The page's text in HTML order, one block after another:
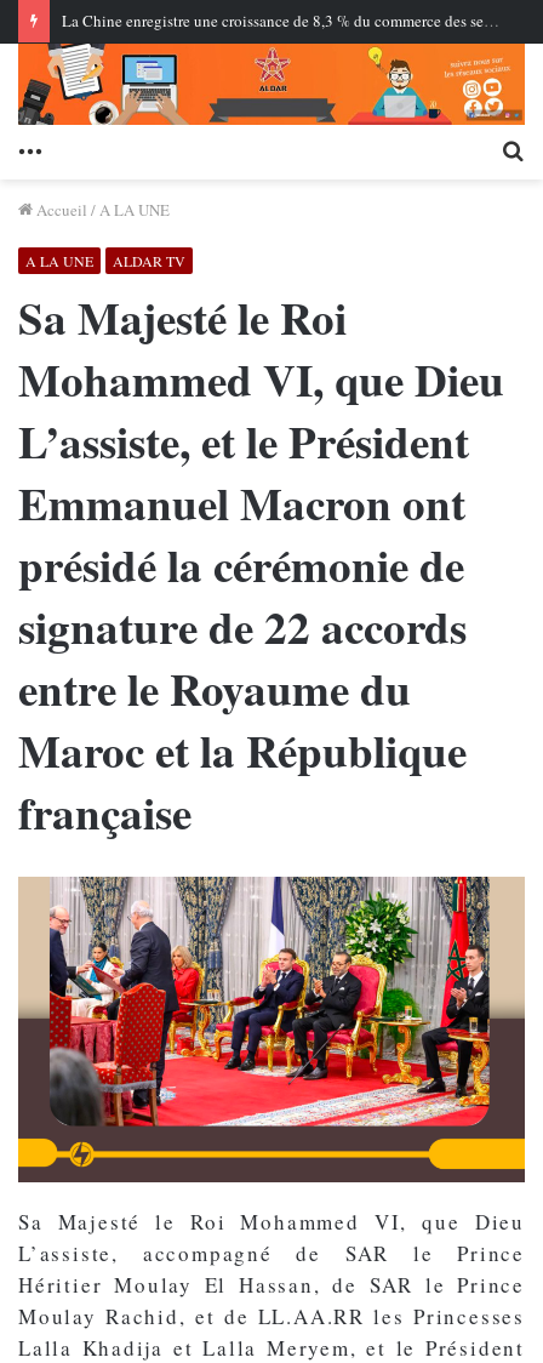
La Chine enregistre une croissance de 8,3 % du commerce des services… Les services à forte intensité de connaissances renforcent leur part
Accueil /A LA UNE
A LA UNE ALDAR TV
Sa Majesté le Roi
Mohammed VI, que Dieu
L’assiste, et le Président
Emmanuel Macron ont
présidé la cérémonie de
signature de 22 accords
entre le Royaume du
Maroc et la République
française
Sa Majesté le Roi Mohammed VI, que Dieu
L’assiste, accompagné de SAR le Prince
Héritier Moulay El Hassan, de SAR le Prince
Moulay Rachid, et de LL.AA.RR les Princesses
Lalla Khadija et Lalla Meryem, et le Président